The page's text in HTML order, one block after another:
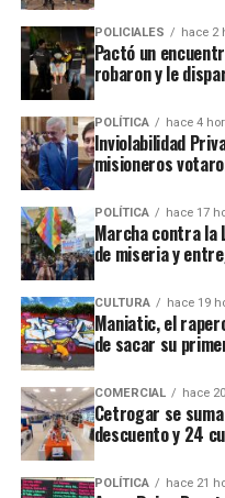
del cargo por acusaciones de
asociación ilícita.
En el listado de hechos
en el complejoTío Coleco
ataque similar a la funeraria
Todos los episodios son
comisaría local, aunque
mayores novedades.
POLICIALES hace 2
Pactó un
robaron y le
POLÍTICA hace 4
Inviolabilidad
misioneros
POLÍTICA hace 17
Marcha contra la
de miseria y
CULTURA hace 19
Maniatic, el
de sacar su
COMERCIAL hace
Cetrogar se
descuento y 24
POLÍTICA hace 21